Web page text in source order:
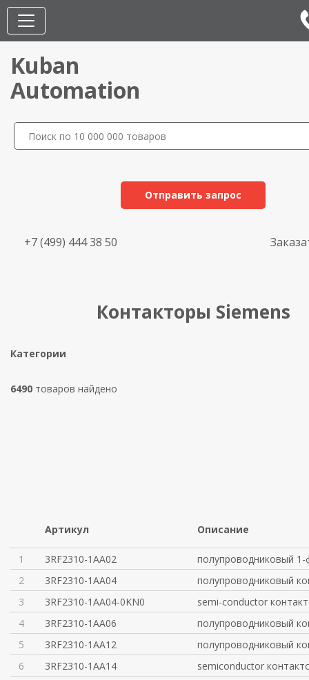
Kuban
Automation
Отправить запрос
+7 (499) 444 38 50
Контакторы Siemens
Категории
6490 товаров найдено
Артикул Описание
1 3RF2310-1AA02
полупроводниковый 1-
2
3RF2310-1AA04
полупроводниковый
3
3RF2310-1AA04-0KN0
semi-conductor
4
3RF2310-1AA06
полупроводниковый
5
3RF2310-1AA12
полупроводниковый
6
3RF2310-1AA14
semiconductor